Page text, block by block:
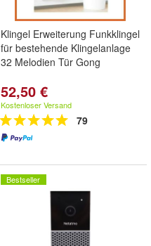
Klingel Erweiterung Funkklingel
für bestehende Klingelanlage
32 Melodien Tür Gong
52,50 €
Kostenloser Versand
79
Bestseller